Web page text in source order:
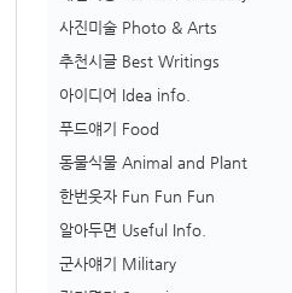
사진미술 Photo & Arts
추천시글 Best Writings
아이디어 Idea info.
푸드얘기 Food
동물식물 Animal and Plant
한번웃자 Fun Fun Fun
알아두면 Useful Info.
군사얘기 Military